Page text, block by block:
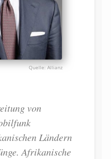
Allianz
von
Ländern
Afrikanische